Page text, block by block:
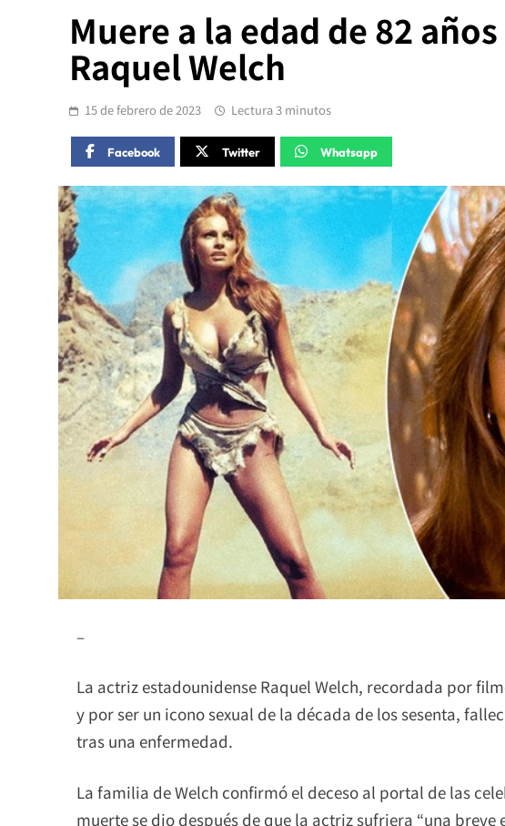
Muere a la edad de 82
Raquel Welch
15 de febrero de 2023 Lectura 3 minutos
Facebook Twitter Whatsapp
–
La actriz estadounidense Raquel Welch, recordada por
y por ser un icono sexual de la década de los sesenta,
tras una enfermedad.
La familia de Welch confirmó el deceso al portal de las
muerte se dio después de que la actriz sufriera “una breve